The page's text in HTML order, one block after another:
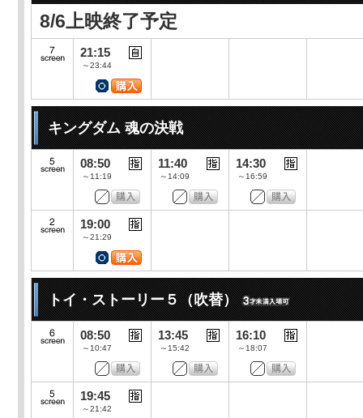
8/6上映終了予定
21:15
～23:44
キングダム 魂の決戦
08:50
～11:19
11:40
～14:09
14:30
～16:59
19:00
～21:29
トイ・ストーリー５（吹替）
08:50
～10:47
13:45
～15:42
16:10
～18:07
19:45
～21:42